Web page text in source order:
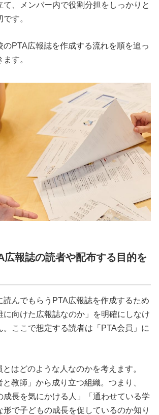
て、メンバー内で役割分担をしっかりと
す。
のPTA広報誌を作成する流れを順を追っ
す。
広報誌の読者や配布する目的を
読んでもらうPTA広報誌を作成するため
に向けた広報誌なのか」を明確にしなけ
。ここで想定する読者は「PTA会員」に
はどのような人なのかを考えます。
教師」から成り立つ組織。つまり、
成長を気にかける人」「通わせている学
形で子どもの成長を促しているのか知り